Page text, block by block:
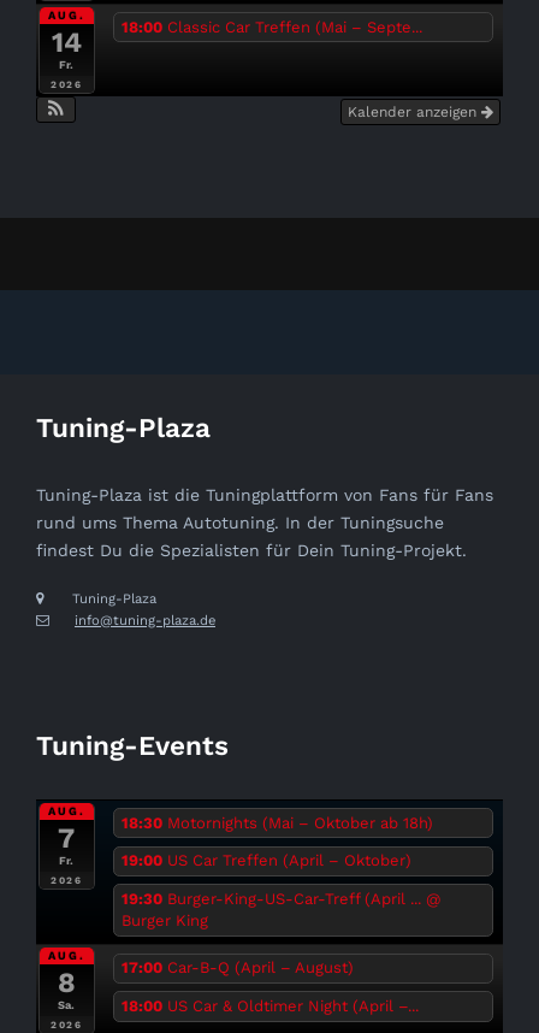
AUG.
14
Fr.
2026
18:00 Classic Car Treffen (Mai – Septe...
Kalender anzeigen
Tuning-Plaza
Tuning-Plaza ist die Tuningplattform von Fans für Fans
rund ums Thema Autotuning. In der Tuningsuche
findest Du die Spezialisten für Dein Tuning-Projekt.
Tuning-Plaza
info@tuning-plaza.de
Tuning-Events
AUG.
7
Fr.
2026
18:30 Motornights (Mai – Oktober ab 18h)
19:00 US Car Treffen (April – Oktober)
19:30 Burger-King-US-Car-Treff (April ... @
Burger King
AUG.
8
Sa.
2026
17:00 Car-B-Q (April – August)
18:00 US Car & Oldtimer Night (April –...